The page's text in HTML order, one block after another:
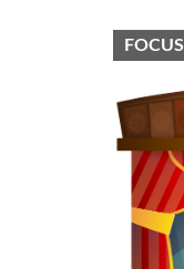
FOCUS